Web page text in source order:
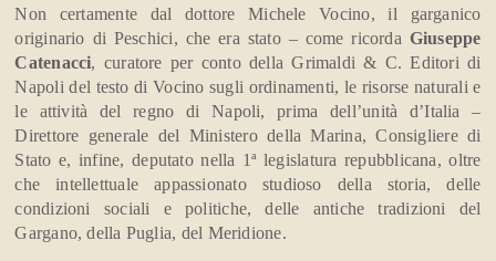
Non certamente dal dottore Michele Vocino, il garganico
originario di Peschici, che era stato – come ricorda Giuseppe
Catenacci, curatore per conto della Grimaldi & C. Editori di
Napoli del testo di Vocino sugli ordinamenti, le risorse naturali e
le attività del regno di Napoli, prima dell’unità d’Italia –
Direttore generale del Ministero della Marina, Consigliere di
Stato e, infine, deputato nella 1ª legislatura repubblicana, oltre
che intellettuale appassionato studioso della storia, delle
condizioni sociali e politiche, delle antiche tradizioni del
Gargano, della Puglia, del Meridione.